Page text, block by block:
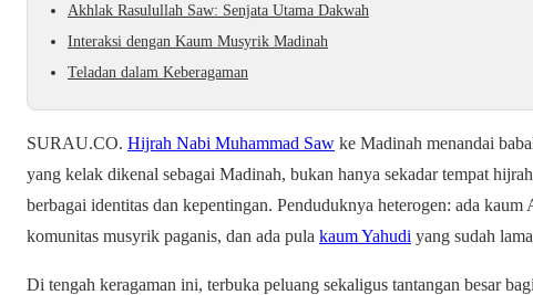
Akhlak Rasulullah Saw: Senjata Utama Dakwah
Interaksi dengan Kaum Musyrik Madinah
Teladan dalam Keberagaman
SURAU.CO. Hijrah Nabi Muhammad Saw ke Madinah menandai
yang kelak dikenal sebagai Madinah, bukan hanya sekadar tempat
berbagai identitas dan kepentingan. Penduduknya heterogen: ada
komunitas musyrik paganis, dan ada pula kaum Yahudi yang sudah
Di tengah keragaman ini, terbuka peluang sekaligus tantangan besar